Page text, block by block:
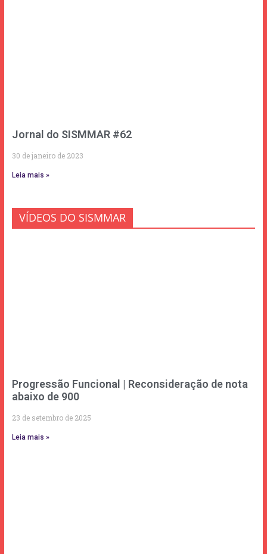
Jornal do SISMMAR #62
30 de janeiro de 2023
Leia mais »
VÍDEOS DO SISMMAR
Progressão Funcional | Reconsideração de nota
abaixo de 900
23 de setembro de 2025
Leia mais »